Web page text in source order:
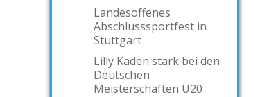
Landesoffenes
Abschlusssportfest in
Stuttgart
Lilly Kaden stark bei den
Deutschen
Meisterschaften U20